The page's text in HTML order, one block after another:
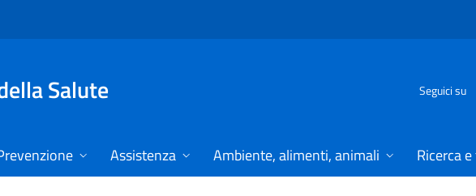
Salute Seguici su
Assistenza Ambiente, alimenti, animali Ricerca